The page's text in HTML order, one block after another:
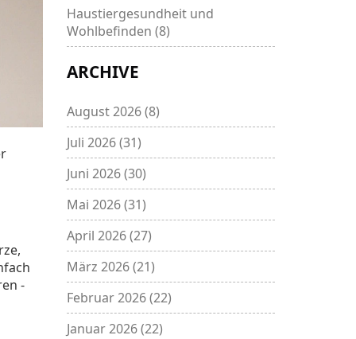
-
Haustiergesundheit und
Wohlbefinden (8)
ARCHIVE
August 2026(8)
Juli 2026(31)
Juni 2026(30)
Mai 2026(31)
April 2026(27)
März 2026(21)
Februar 2026(22)
Januar 2026(22)